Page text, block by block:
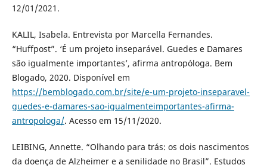
12/01/2021.
KALIL, Isabela. Entrevista por Marcella Fernandes.
“Huffpost”. ‘É um projeto inseparável. Guedes e Damares
são igualmente importantes’, afirma antropóloga. Bem
Blogado, 2020. Disponível em
https://bemblogado.com.br/site/e-um-projeto-inseparavel-
guedes-e-damares-sao-igualmenteimportantes-afirma-
antropologa/. Acesso em 15/11/2020.
LEIBING, Annette. “Olhando para trás: os dois nascimentos
da doença de Alzheimer e a senilidade no Brasil”. Estudos